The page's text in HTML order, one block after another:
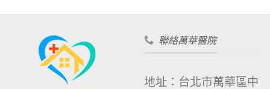
聯絡萬華醫院
地址：台北市萬華區中